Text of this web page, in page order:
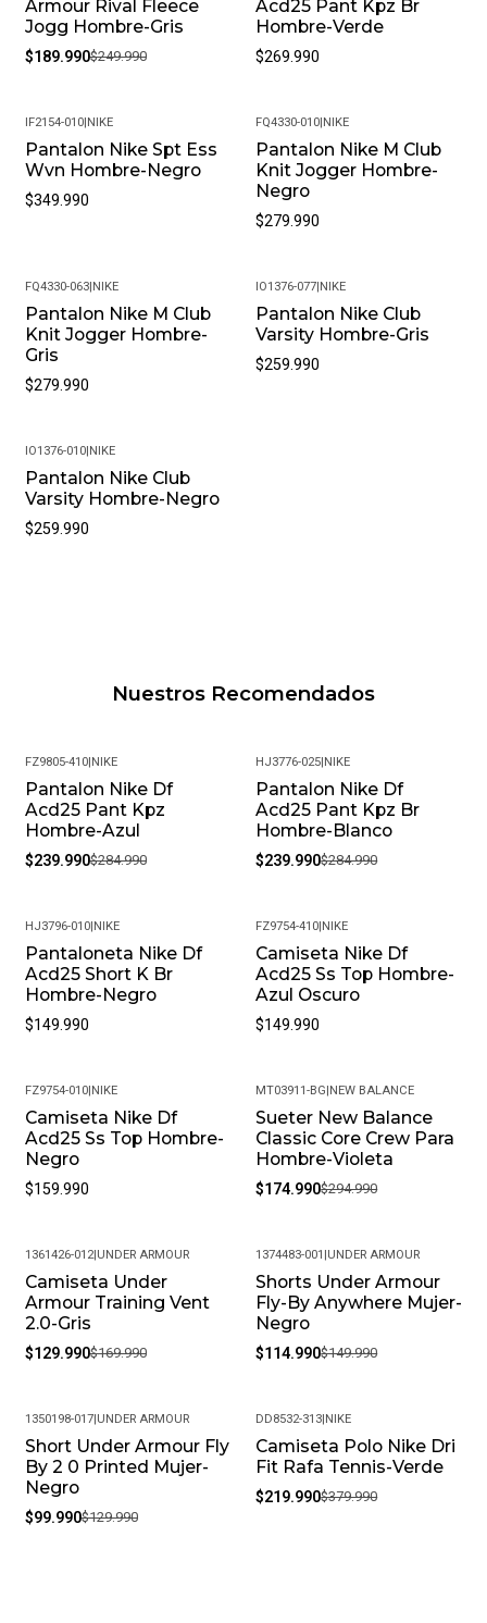
Armour Rival Fleece
Jogg Hombre-Gris
$189.990$249.990
Acd25 Pant Kpz Br
Hombre-Verde
$269.990
IF2154-010|NIKE
Pantalon Nike Spt Ess
Wvn Hombre-Negro
$349.990
FQ4330-010|NIKE
Pantalon Nike M Club
Knit Jogger Hombre-
Negro
$279.990
FQ4330-063|NIKE
Pantalon Nike M Club
Knit Jogger Hombre-
Gris
$279.990
IO1376-077|NIKE
Pantalon Nike Club
Varsity Hombre-Gris
$259.990
IO1376-010|NIKE
Pantalon Nike Club
Varsity Hombre-Negro
$259.990
Nuestros Recomendados
-16%
FZ9805-410|NIKE
Pantalon Nike Df
Acd25 Pant Kpz
Hombre-Azul
$239.990$284.990
-16%
HJ3776-025|NIKE
Pantalon Nike Df
Acd25 Pant Kpz Br
Hombre-Blanco
$239.990$284.990
HJ3796-010|NIKE
Pantaloneta Nike Df
Acd25 Short K Br
Hombre-Negro
$149.990
FZ9754-410|NIKE
Camiseta Nike Df
Acd25 Ss Top Hombre-
Azul Oscuro
$149.990
FZ9754-010|NIKE
Camiseta Nike Df
Acd25 Ss Top Hombre-
Negro
$159.990
-41%
MT03911-BG|NEW BALANCE
Sueter New Balance
Classic Core Crew Para
Hombre-Violeta
$174.990$294.990
-24%
1361426-012|UNDER ARMOUR
Camiseta Under
Armour Training Vent
2.0-Gris
$129.990$169.990
-23%
1374483-001 |UNDER ARMOUR
Shorts Under Armour
Fly-By Anywhere Mujer-
Negro
$114.990$149.990
-23%
1350198-017|UNDER ARMOUR
Short Under Armour Fly
By 2 0 Printed Mujer-
Negro
$99.990$129.990
-42%
DD8532-313|NIKE
Camiseta Polo Nike Dri
Fit Rafa Tennis-Verde
$219.990$379.990